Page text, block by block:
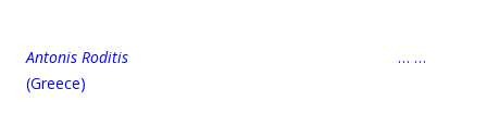
Antonis Roditis … …
(Greece)